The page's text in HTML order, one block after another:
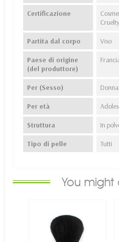
Certificazione
Partita dal corpo Viso
Paese di origine
(del produttore)
Per (Sesso) Donna
Per età
Struttura In
Tipo di pelle Tutti
You might